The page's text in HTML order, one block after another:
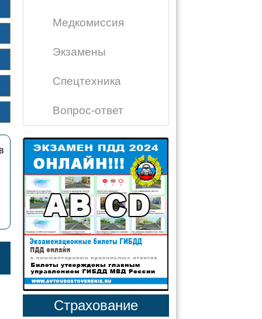
Медкомиссия
Экзамены
Спецтехника
Вопрос-ответ
Страхование